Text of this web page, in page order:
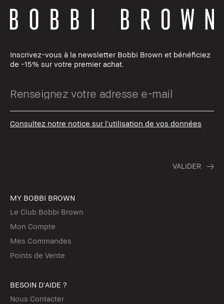
Inscrivez-vous à la newsletter Bobbi Brown et bénéficiez
de -15% sur votre premier achat.
Consultez notre notice sur l’utilisation de vos données
MY BOBBI BROWN
Le Club Bobbi Brown
Mon Compte
Mes Commandes
Points de Vente
BESOIN D'AIDE ?
Nous Contacter